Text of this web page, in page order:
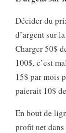
Décider du
d’argent sur
Charger 50$
100$, c’est
15$ par mois
paierait 10$
En bout de
profit net dans